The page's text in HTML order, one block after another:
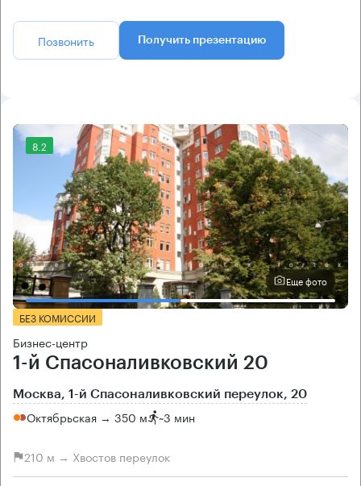
Позвонить Получить презентацию
8.2
Еще фото
БЕЗ КОМИССИИ
Бизнес-центр
1-й Спасоналивковский 20
Москва, 1-й Спасоналивковский переулок, 20
Октябрьская → 350 м ~3 мин
210 м → Хвостов переулок